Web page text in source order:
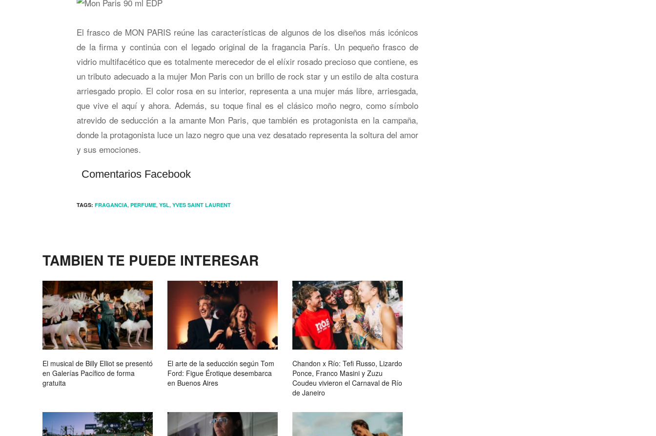
El frasco de MON PARIS reúne las características de algunos de los diseños más icónicos
de la firma y continúa con el legado original de la fragancia París. Un pequeño frasco de
vidrio multifacético que es totalmente merecedor de el elíxir rosado precioso que contiene, es
un tributo adecuado a la mujer Mon Paris con un brillo de rock star y un estilo de alta costura
arriesgado propio. El color rosa en su interior, representa a una mujer más libre, arriesgada,
que vive el aquí y ahora. Además, su toque final es el clásico moño negro, como símbolo
atrevido de seducción a la amante Mon Paris, que también es protagonista en la campaña,
donde la protagonista luce un lazo negro que una vez desatado representa la soltura del amor
y sus emociones.
Comentarios Facebook
TAGS: FRAGANCIA, PERFUME, YSL, YVES SAINT LAURENT
TAMBIEN TE PUEDE INTERESAR
El musical de Billy Elliot se presentó
en Galerías Pacífico de forma
gratuita
El arte de la seducción según Tom
Ford: Figue Érotique desembarca
en Buenos Aires
Chandon x Río: Tefi Russo, Lizardo
Ponce, Franco Masini y Zuzu
Coudeu vivieron el Carnaval de Río
de Janeiro